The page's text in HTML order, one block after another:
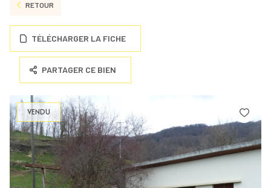
RETOUR
TÉLÉCHARGER LA FICHE
PARTAGER CE BIEN
VENDU